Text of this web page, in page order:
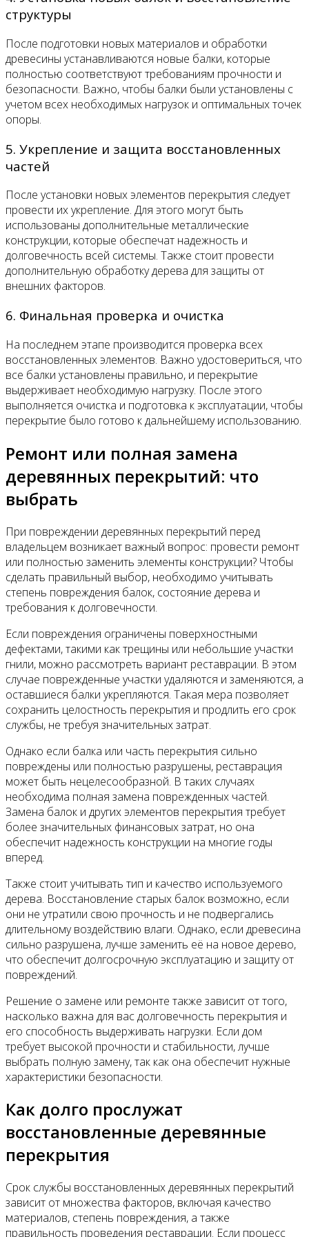
структуры
После подготовки новых материалов и обработки
древесины устанавливаются новые балки, которые
полностью соответствуют требованиям прочности и
безопасности. Важно, чтобы балки были установлены с
учетом всех необходимых нагрузок и оптимальных точек
опоры.
5. Укрепление и защита восстановленных
частей
После установки новых элементов перекрытия следует
провести их укрепление. Для этого могут быть
использованы дополнительные металлические
конструкции, которые обеспечат надежность и
долговечность всей системы. Также стоит провести
дополнительную обработку дерева для защиты от
внешних факторов.
6. Финальная проверка и очистка
На последнем этапе производится проверка всех
восстановленных элементов. Важно удостовериться, что
все балки установлены правильно, и перекрытие
выдерживает необходимую нагрузку. После этого
выполняется очистка и подготовка к эксплуатации, чтобы
перекрытие было готово к дальнейшему использованию.
Ремонт или полная замена
деревянных перекрытий: что
выбрать
При повреждении деревянных перекрытий перед
владельцем возникает важный вопрос: провести ремонт
или полностью заменить элементы конструкции? Чтобы
сделать правильный выбор, необходимо учитывать
степень повреждения балок, состояние дерева и
требования к долговечности.
Если повреждения ограничены поверхностными
дефектами, такими как трещины или небольшие участки
гнили, можно рассмотреть вариант реставрации. В этом
случае поврежденные участки удаляются и заменяются, а
оставшиеся балки укрепляются. Такая мера позволяет
сохранить целостность перекрытия и продлить его срок
службы, не требуя значительных затрат.
Однако если балка или часть перекрытия сильно
повреждены или полностью разрушены, реставрация
может быть нецелесообразной. В таких случаях
необходима полная замена поврежденных частей.
Замена балок и других элементов перекрытия требует
более значительных финансовых затрат, но она
обеспечит надежность конструкции на многие годы
вперед.
Также стоит учитывать тип и качество используемого
дерева. Восстановление старых балок возможно, если
они не утратили свою прочность и не подвергались
длительному воздействию влаги. Однако, если древесина
сильно разрушена, лучше заменить её на новое дерево,
что обеспечит долгосрочную эксплуатацию и защиту от
повреждений.
Решение о замене или ремонте также зависит от того,
насколько важна для вас долговечность перекрытия и
его способность выдерживать нагрузки. Если дом
требует высокой прочности и стабильности, лучше
выбрать полную замену, так как она обеспечит нужные
характеристики безопасности.
Как долго прослужат
восстановленные деревянные
перекрытия
Срок службы восстановленных деревянных перекрытий
зависит от множества факторов, включая качество
материалов, степень повреждения, а также
правильность проведения реставрации. Если процесс